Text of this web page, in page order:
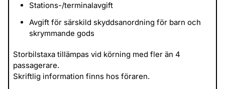
Stations-/terminalavgift
Avgift för särskild skyddsanordning för barn och
skrymmande gods
Storbilstaxa tillämpas vid körning med fler än 4
passagerare.
Skriftlig information finns hos föraren.